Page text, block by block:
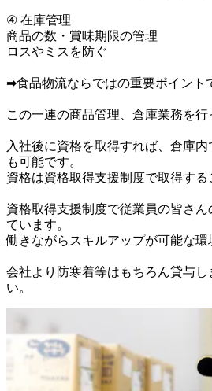
④ 在庫管理
商品の数・賞味期限の管理
ロスやミスを防ぐ
➡食品物流ならではの重要ポイント
この一連の商品管理、倉庫業務を行
入社後に資格を取得すれば、倉庫
も可能です。
資格は資格取得支援制度で取得する
資格取得支援制度で従業員の皆さ
ています。
働きながらスキルアップが可能な環
会社より防寒着等はもちろん貸与し
い。